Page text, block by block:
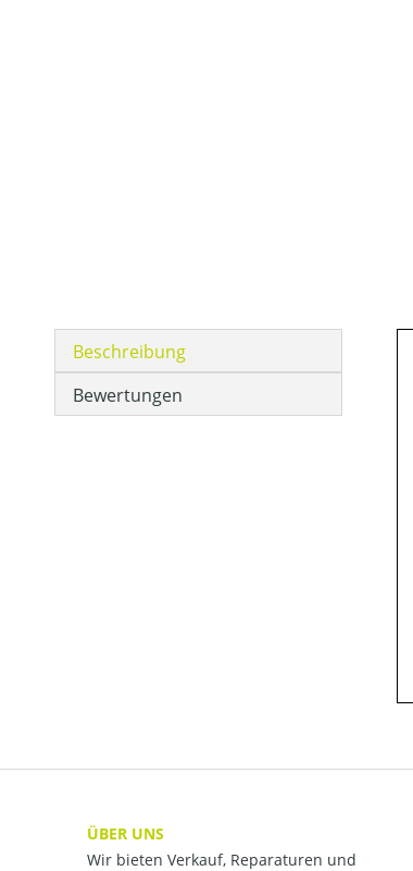
Beschreibung
Bewertungen
ÜBER UNS
Wir bieten Verkauf, Reparaturen und